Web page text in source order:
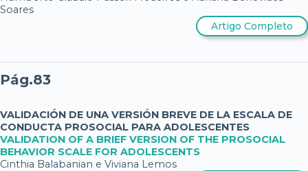
Soares
Artigo Completo
Pág.83
VALIDACIÓN DE UNA VERSIÓN BREVE DE LA ESCALA DE
CONDUCTA PROSOCIAL PARA ADOLESCENTES
VALIDATION OF A BRIEF VERSION OF THE PROSOCIAL
BEHAVIOR SCALE FOR ADOLESCENTS
Cinthia Balabanian e Viviana Lemos